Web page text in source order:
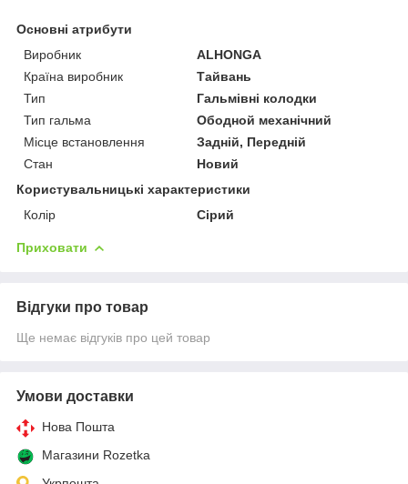
Основні атрибути
Виробник
ALHONGA
Країна виробник
Тайвань
Тип
Гальмівні колодки
Тип гальма
Ободной механічний
Місце встановлення
Задній, Передній
Стан
Новий
Користувальницькі характеристики
Колір
Сірий
Приховати
Відгуки про товар
Ще немає відгуків про цей товар
Умови доставки
Нова Пошта
Магазини Rozetka